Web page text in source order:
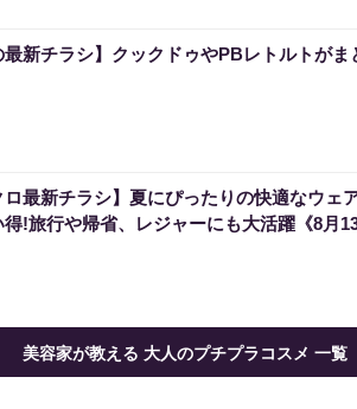
最新チラシ】クックドゥやPBレトルトが
ロ最新チラシ】夏にぴったりの快適なウェ
!旅行や帰省、レジャーにも大活躍《8月13
美容家が教える 大人のプチプラコスメ 一覧